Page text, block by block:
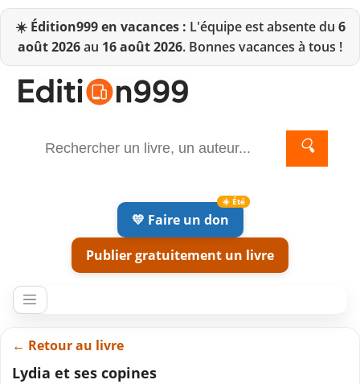
☀️ Édition999 en vacances : L'équipe est absente du 6
août 2026au 16 août 2026. Bonnes vacances à tous !
🔍
💛 Faire un don
Publier gratuitement un livre
← Retour au livre
Lydia et ses copines